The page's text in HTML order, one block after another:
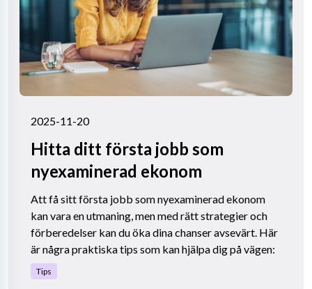
2025-11-20
Hitta ditt första jobb som
nyexaminerad ekonom
Att få sitt första jobb som nyexaminerad ekonom
kan vara en utmaning, men med rätt strategier och
förberedelser kan du öka dina chanser avsevärt. Här
är några praktiska tips som kan hjälpa dig på vägen:
Tips